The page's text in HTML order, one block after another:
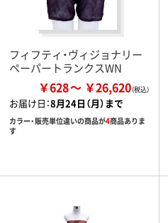
フィフティ・ヴィジョナリー
ペーパートランクスWN
￥628 ￥26,620
お届け日：8月24日（月）まで
カラー・販売単位違いの商品が4商品ありま
す